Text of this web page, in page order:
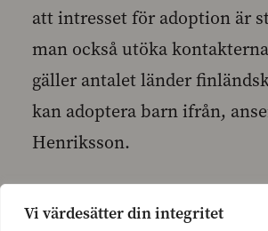
Vi värdesätter din integritet
att intresset för adoption är
man också utöka
gäller antalet länder
kan adoptera barn ifrån,
Henriksson.